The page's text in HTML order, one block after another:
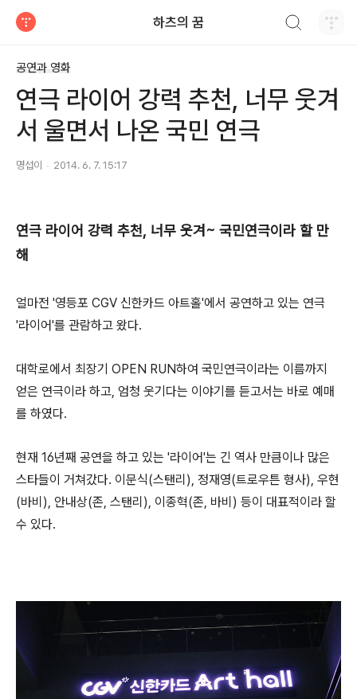
하츠의 꿈
공연과 영화
연극 라이어 강력 추천, 너무 웃겨
서 울면서 나온 국민 연극
명섭이 2014. 6. 7. 15:17
연극 라이어 강력 추천, 너무 웃겨~ 국민연극이라 할 만
해
얼마전 '영등포 CGV 신한카드 아트홀'에서 공연하고 있는 연극
'라이어'를 관람하고 왔다.
대학로에서 최장기 OPEN RUN하여 국민연극이라는 이름까지
얻은 연극이라 하고, 엄청 웃기다는 이야기를 듣고서는 바로 예매
를 하였다.
현재 16년째 공연을 하고 있는 '라이어'는 긴 역사 만큼이나 많은
스타들이 거쳐갔다. 이문식(스탠리), 정재영(트로우튼 형사), 우현
(바비), 안내상(존, 스탠리), 이종혁(존, 바비) 등이 대표적이라 할
수 있다.